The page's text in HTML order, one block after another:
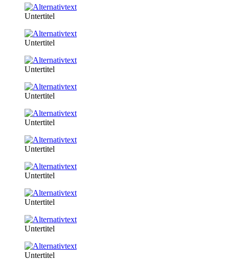
Untertitel
Untertitel
Untertitel
Untertitel
Untertitel
Untertitel
Untertitel
Untertitel
Untertitel
Untertitel